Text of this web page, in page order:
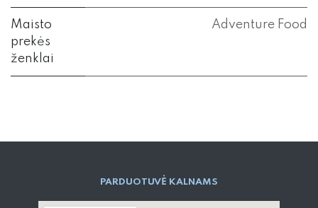
Maisto
prekės
ženklai
Adventure Food
PARD​UOTUVĖ​ KALNAMS